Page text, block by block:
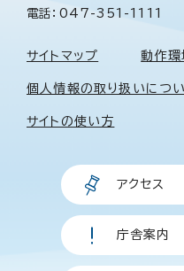
電話：047-351-1111
サイトマップ 動作環
個人情報の取り扱いにつ
サイトの使い方
アクセス
庁舎案内